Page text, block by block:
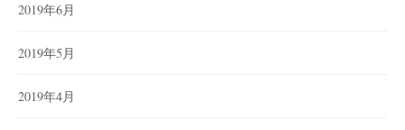
2019年6月
2019年5月
2019年4月